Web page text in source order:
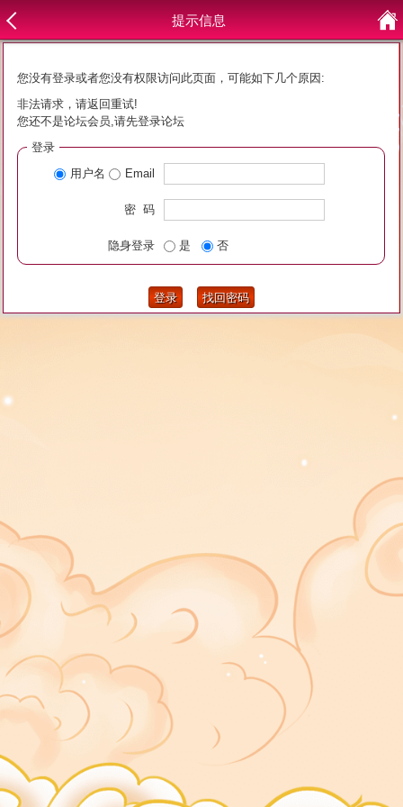
提示信息
您没有登录或者您没有权限访问此页面，可能如下几个原因:
非法请求，请返回重试!
您还不是论坛会员,请先登录论坛
登录
用户名
Email
密 码
隐身登录 是 否